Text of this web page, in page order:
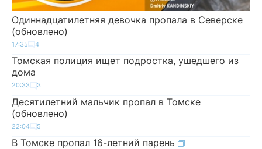
Одиннадцатилетняя девочка пропала в Северске
(обновлено)
17:35 4
Томская полиция ищет подростка, ушедшего из
дома
20:33 3
Десятилетний мальчик пропал в Томске
(обновлено)
22:04 5
В Томске пропал 16-летний парень